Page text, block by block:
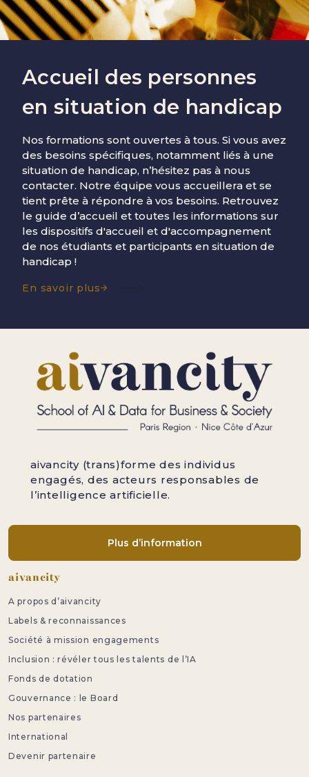
Accueil des personnes
en situation de handicap
Nos formations sont ouvertes à tous. Si vous avez
des besoins spécifiques, notamment liés à une
situation de handicap, n’hésitez pas à nous
contacter. Notre équipe vous accueillera et se
tient prête à répondre à vos besoins. Retrouvez
le guide d’accueil et toutes les informations sur
les dispositifs d'accueil et d'accompagnement
de nos étudiants et participants en situation de
handicap !
En savoir plus
aivancity (trans)forme des individus
engagés, des acteurs responsables de
l’intelligence artificielle.
Plus d’information
Pied de page
aivancity
A propos d’aivancity
Labels & reconnaissances
Société à mission engagements
Inclusion : révéler tous les talents de l’IA
Fonds de dotation
Gouvernance : le Board
Nos partenaires
International
Devenir partenaire